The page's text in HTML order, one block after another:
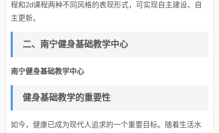
程和2d课程两种不同风格的表现形式，可实现自主建设、自
主更新。
二、南宁健身基础教学中心
南宁健身基础教学中心
健身基础教学的重要性
如今，健康已成为现代人追求的一个重要目标。随着生活水